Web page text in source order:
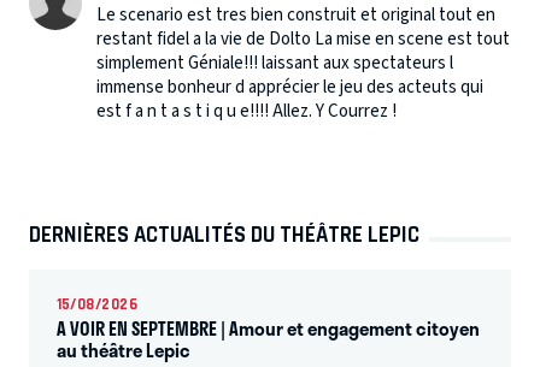
Le scenario est tres bien construit et original tout en
restant fidel a la vie de Dolto La mise en scene est tout
simplement Géniale!!! laissant aux spectateurs l
immense bonheur d apprécier le jeu des acteuts qui
est f a n t a s t i q u e!!!! Allez. Y Courrez !
DERNIÈRES ACTUALITÉS DU THÉÂTRE LEPIC
15/08/2026
A VOIR EN SEPTEMBRE | Amour et engagement citoyen
au théâtre Lepic